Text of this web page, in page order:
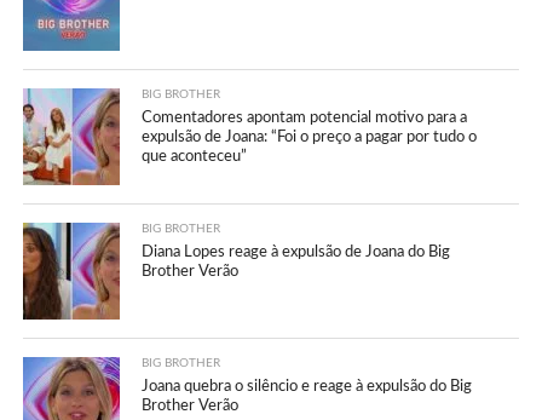
BIG BROTHER
Comentadores apontam potencial motivo para a
expulsão de Joana: “Foi o preço a pagar por tudo o
que aconteceu”
BIG BROTHER
Diana Lopes reage à expulsão de Joana do Big
Brother Verão
BIG BROTHER
Joana quebra o silêncio e reage à expulsão do Big
Brother Verão